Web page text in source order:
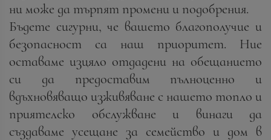
ни може да търпят промени и подобрения.
Бъдете сигурни, че вашето благополучие и
безопасност са наш приоритет. Ние
оставаме изцяло отдадени на обещанието
си да предоставим пълноценно и
вдъхновяващо изживяване с нашето топло и
приятелско обслужване и винаги да
създаваме усещане за семейство и дом в